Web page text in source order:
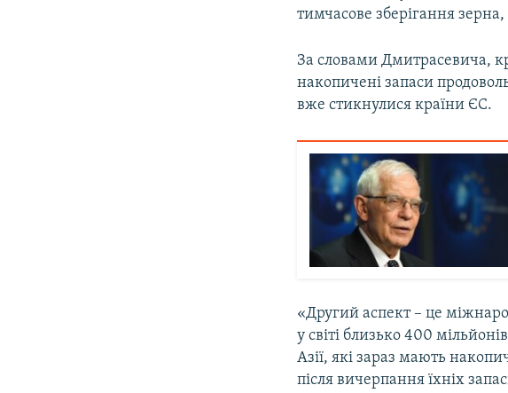
тимчасове зберігання
За словами Дмитрасевича,
накопичені запаси
вже стикнулися країни ЄС.
«Другий аспект – це
у світі близько 400
Азії, які зараз мають
після вичерпання їхніх